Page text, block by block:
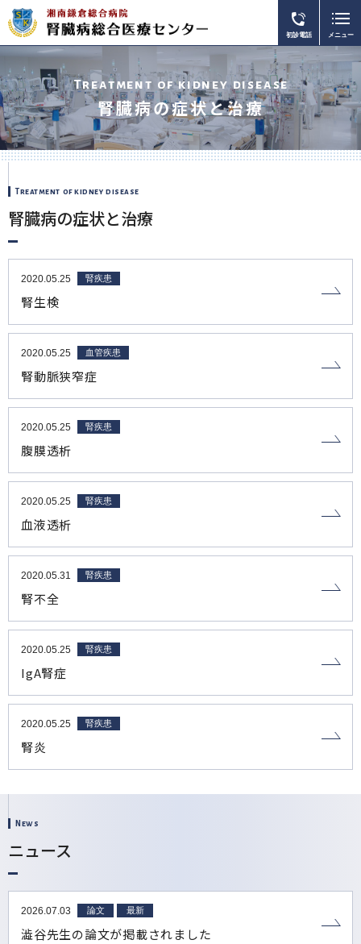
初診電話 メニュー
Treatment of kidney disease
腎臓病の症状と治療
Treatment of kidney disease
腎臓病の症状と治療
2020.05.25 腎疾患
腎生検
2020.05.25 血管疾患
腎動脈狭窄症
2020.05.25 腎疾患
腹膜透析
2020.05.25 腎疾患
血液透析
2020.05.31 腎疾患
腎不全
2020.05.25 腎疾患
IgA腎症
2020.05.25 腎疾患
腎炎
News
ニュース
2026.07.03 論文 最新
澁谷先生の論文が掲載されました